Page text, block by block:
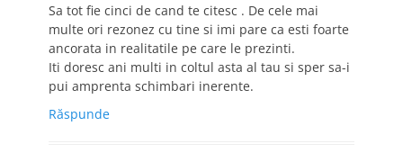
Sa tot fie cinci de cand te citesc . De cele mai
multe ori rezonez cu tine si imi pare ca esti foarte
ancorata in realitatile pe care le prezinti.
Iti doresc ani multi in coltul asta al tau si sper sa-i
pui amprenta schimbari inerente.
Răspunde